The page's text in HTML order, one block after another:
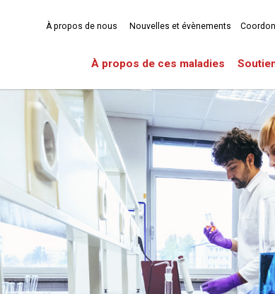
À propos de ces maladies
À propos de nous Nouvelles et évènements